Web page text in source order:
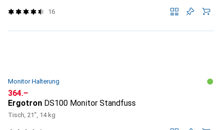
16
Monitor Halterung
CHF
364.–
Ergotron DS100 Monitor Standfuss
Tisch, 21", 14 kg